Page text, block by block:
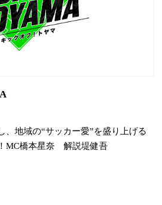
、地域の“サッカー愛”を盛り上げる
MC橋本星奈 解説堤健吾